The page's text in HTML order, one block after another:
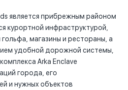
является прибрежным районом
курортной инфраструктурой,
магазины и рестораны, а
удобной дорожной системы,
Arka Enclave
города, его
и нужных объектов